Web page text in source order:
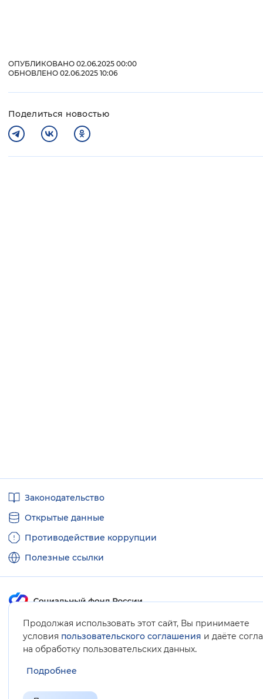
ОПУБЛИКОВАНО 02.06.2025 00:00
ОБНОВЛЕНО 02.06.2025 10:06
Поделиться новостью
Продолжая использовать этот сайт, Вы принимаете
условия пользовательского соглашения и даёте
на обработку пользовательских данных.
Подробнее
ссылкиЗаконодательство
Открытые данные
Противодействие коррупции
Полезные ссылки
Карта сайта